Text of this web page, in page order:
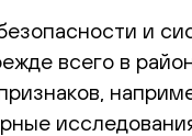
и
всего в